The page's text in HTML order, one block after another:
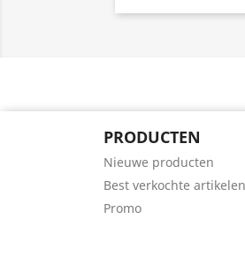
PRODUCTEN
Nieuwe producten
Best verkochte artikelen
Promo